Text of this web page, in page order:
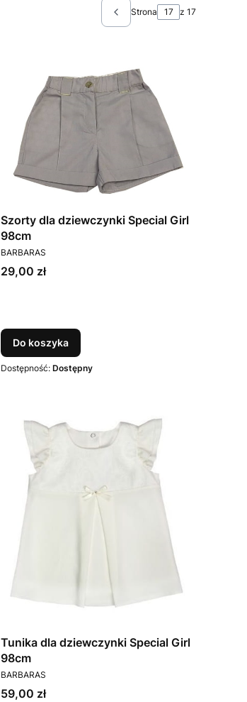
Poprzednie produkty
Strona z 17
Szorty dla dziewczynki Special Girl
98cm
PRODUCENT
BARBARAS
Cena
29,00 zł
Do koszyka
Dostępność: Dostępny
Tunika dla dziewczynki Special Girl
98cm
PRODUCENT
BARBARAS
Cena
59,00 zł